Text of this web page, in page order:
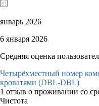
январь 2026
6 января 2026
Средняя оценка
Четырёхместный номер
кроватями (DBL-DBL)
1 отзыв о проживании со
Чистота